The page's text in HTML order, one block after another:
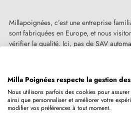
Millapoignées, c’est une entreprise
sont fabriquées en Europe, et nous
vérifier la qualité. Ici, pas de SAV
Copyright © 2026MILLA
Milla Poignées respecte la gestion
Nous utilisons parfois des cookies pour
ainsi que personnaliser et améliorer votre
modifier vos préférences à tout moment.